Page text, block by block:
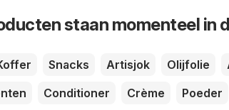
staan momenteel in
Snacks Artisjok Olijfolie
Conditioner Crème Poeder